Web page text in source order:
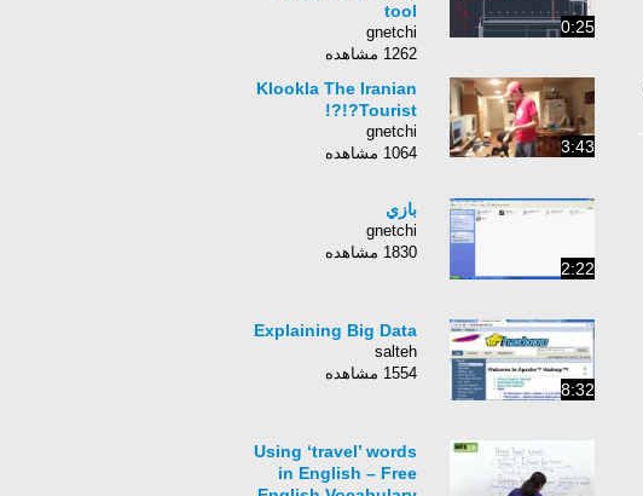
0:25
tool
gnetchi
1262 مشاهده
3:43
Klookla The Iranian
Tourist?!?!
gnetchi
1064 مشاهده
2:22
بازي
gnetchi
1830 مشاهده
8:32
Explaining Big Data
salteh
1554 مشاهده
Using ‘travel’ words
in English – Free